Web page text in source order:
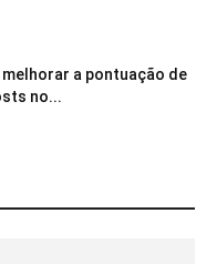
a pontuação de
no...